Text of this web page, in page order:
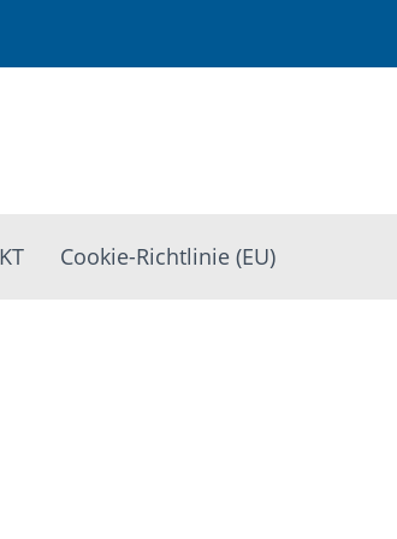
Cookie-Richtlinie (EU)